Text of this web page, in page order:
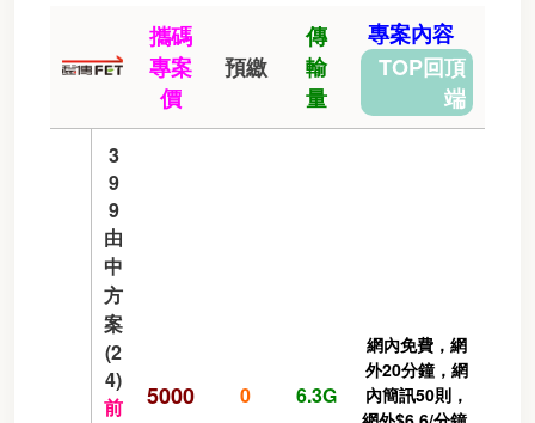
攜碼
專案
價
預繳
傳
輸
量
專案內容
TOP回頂
端
3
9
9
由
中
方
案
(2
4)
前
5000 0 6.3G
網內免費，網
外20分鐘，網
內簡訊50則，